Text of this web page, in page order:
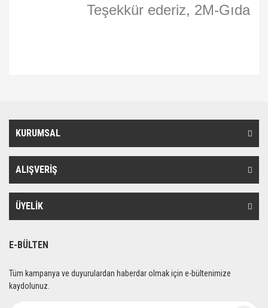
Teşekkür ederiz, 2M-Gıda
Ürün resmi kalitesiz, bozuk veya görüntülenemiyor.
Ürün bilgilerinde hatalar bulunuyor.
Ürün fiyatı diğer sitelerden daha pahalı.
Bu ürüne benzer farklı alternatifler olmalı.
KURUMSAL
ALIŞVERİŞ
ÜYELİK
E-BÜLTEN
Tüm kampanya ve duyurulardan haberdar olmak için e-bültenimize
kaydolunuz.